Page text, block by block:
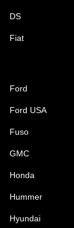
DS
Fiat
Ford
Ford USA
Fuso
GMC
Honda
Hummer
Hyundai